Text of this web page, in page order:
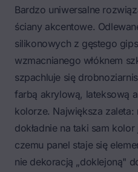
Bardzo uniwersalne
ściany akcentowe.
silikonowych z gęstego
wzmacnianego włóknem
szpachluje się
farbą akrylową, lateksową
kolorze. Największa
dokładnie na taki sam
czemu panel staje się
nie dekoracją „doklejoną"